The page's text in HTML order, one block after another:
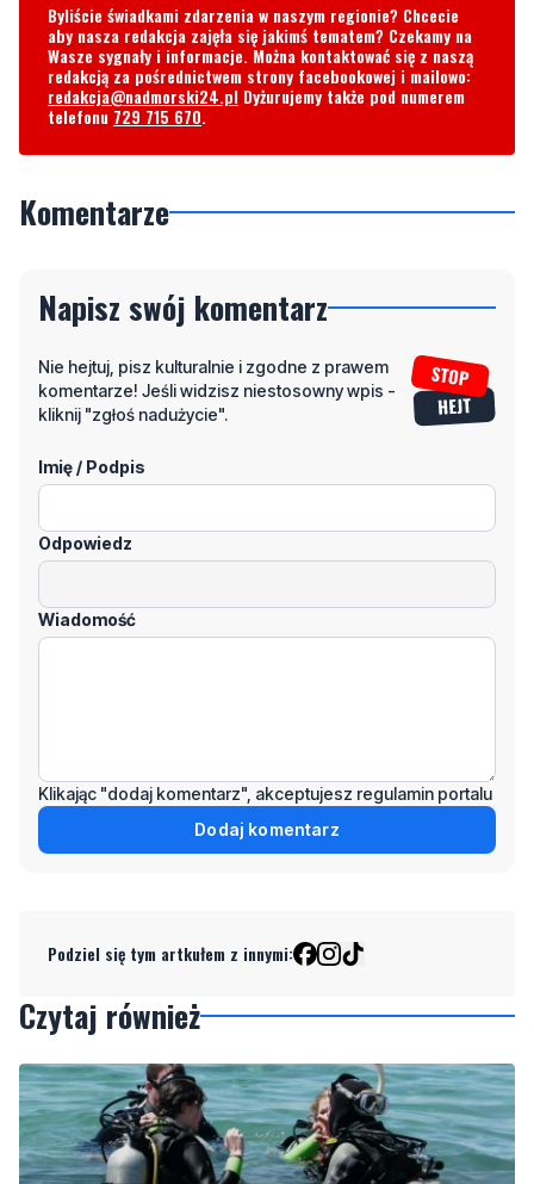
Byliście świadkami zdarzenia w naszym regionie? Chcecie
aby nasza redakcja zajęła się jakimś tematem? Czekamy na
Wasze sygnały i informacje. Można kontaktować się z naszą
redakcją za pośrednictwem strony facebookowej i mailowo:
redakcja@nadmorski24.pl Dyżurujemy także pod numerem
telefonu 729 715 670.
Komentarze
Napisz swój komentarz
Nie hejtuj, pisz kulturalnie i zgodne z prawem
komentarze! Jeśli widzisz niestosowny wpis -
kliknij "zgłoś nadużycie".
Imię / Podpis
Odpowiedz
Wiadomość
Klikając "dodaj komentarz", akceptujesz regulamin portalu
Dodaj komentarz
Podziel się tym artkułem z innymi:
Czytaj również